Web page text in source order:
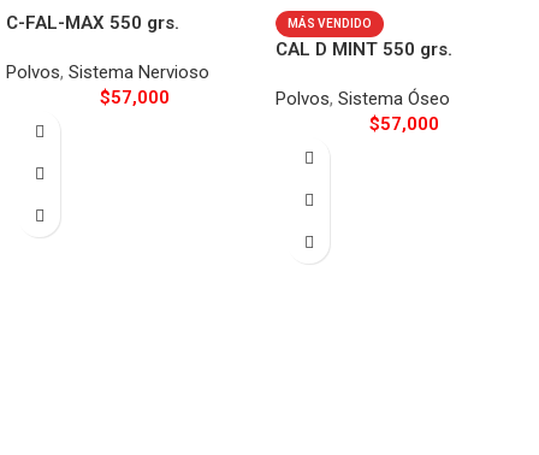
C-FAL-MAX 550 grs.
Polvos, Sistema Nervioso
$57,000
MÁS VENDIDO
CAL D MINT 550 grs.
Polvos, Sistema Óseo
$57,000